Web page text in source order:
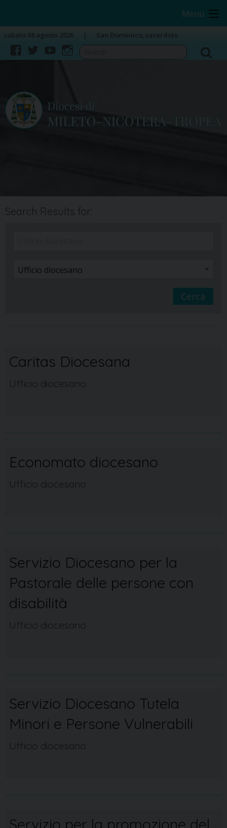
content
Menu
sabato 08 agosto 2026 San Domenico, sacerdote
facebook
twitteryoutubeinstagram
Search Results for:
Cerca
Caritas Diocesana
Ufficio diocesano
Economato diocesano
Ufficio diocesano
Servizio Diocesano per la
Pastorale delle persone con
disabilità
Ufficio diocesano
Servizio Diocesano Tutela
Minori e Persone Vulnerabili
Ufficio diocesano
Servizio per la promozione del